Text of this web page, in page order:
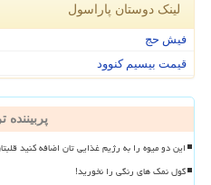
لینک دوستان پاراسول
فیش حج
قیمت بیسیم کنوود
پربیننده
این دو میوه را به رژیم غذایی تان اضافه کنید
گول نمک های رنگی را نخورید!